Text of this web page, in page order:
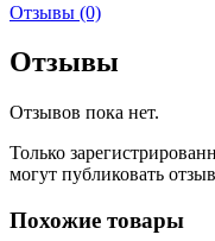
Отзывы (0)
Отзывы
Отзывов пока нет.
Только
могут публиковать
Похожие товары